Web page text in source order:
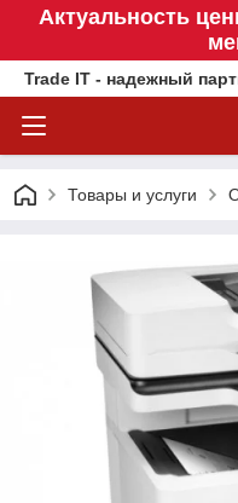
Актуальность
Trade IT - надежный
Товары и услуги